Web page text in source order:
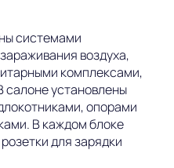
системами
воздуха,
комплексами,
установлены
опорами
В каждом блоке
для зарядки